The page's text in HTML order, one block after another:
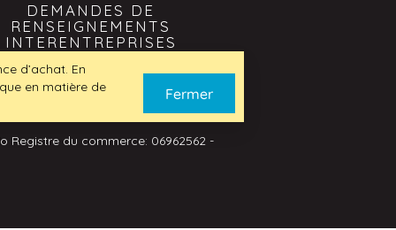
DEMANDES DE
RENSEIGNEMENTS
INTERENTREPRISES
furniture.com
Registre du commerce: 06962562 -
d’achat. En
en matière de
Fermer